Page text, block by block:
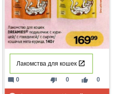
Лакомства для кошек
thumb_down 0 thumb_up 0
mode_comment 0